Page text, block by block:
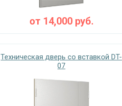
от 14,000руб.
Техническая дверь со вставкой DT-
07